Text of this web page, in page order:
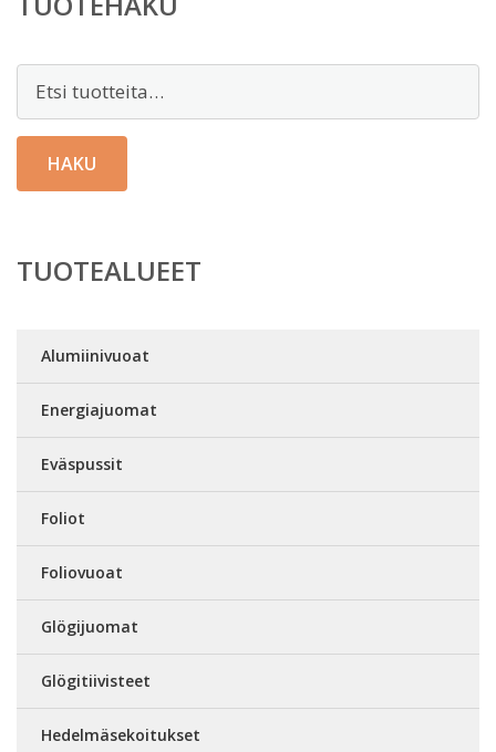
Etsi:
HAKU
TUOTEALUEET
Alumiinivuoat
Energiajuomat
Eväspussit
Foliot
Foliovuoat
Glögijuomat
Glögitiivisteet
Hedelmäsekoitukset